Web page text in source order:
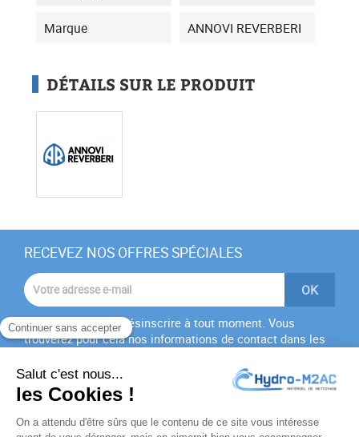
Marque ANNOVI REVERBERI
DÉTAILS SUR LE PRODUIT
RECEVEZ NOS OFFRES SPÉCIALES
Vous pouvez vous désinscrire à tout moment. Vous
trouverez pour cela nos informations de contact dans les
J'accepte lesconditions générales
politique de
confidentialité